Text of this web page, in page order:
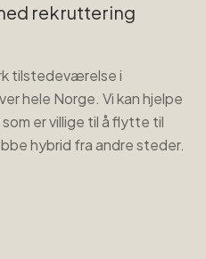
rekruttering
tilstedeværelse i
hele Norge. Vi kan hjelpe
er villige til å flytte til
hybrid fra andre steder.